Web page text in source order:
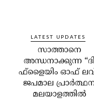
LATEST UPDATES
സാത്താനെ
അന്ധനാക്കുന്ന “ദി
ഫ്‌ളൈയിം ഓഫ്
ജപമാല
മലയാളത്തിൽ